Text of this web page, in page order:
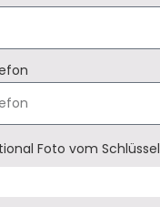
Foto vom Schlüssel